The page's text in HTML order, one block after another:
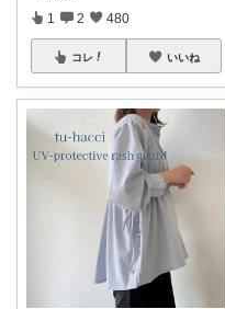
1 2 480
コレ いいね